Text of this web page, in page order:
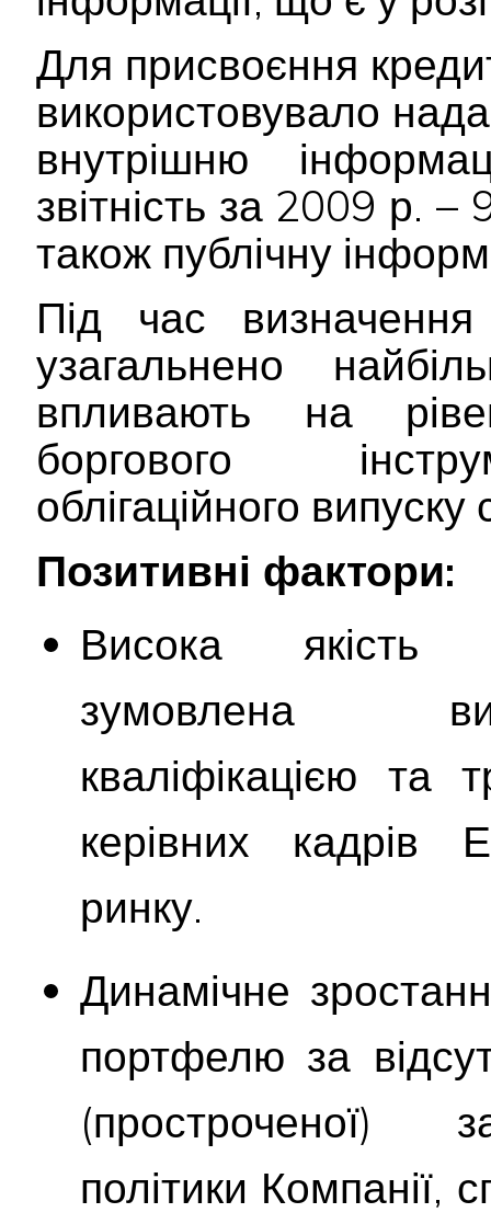
Для присвоєння
використовувало
внутрішню
звітність за 2009 р.
також публічну
Під час визначення
узагальнено
впливають на
боргового
облігаційного випуску
Позитивні фактори:
Висока якість
зумовлена
кваліфікацією та
керівних кадрів
ринку.
Динамічне
портфелю за
(простроченої)
політики